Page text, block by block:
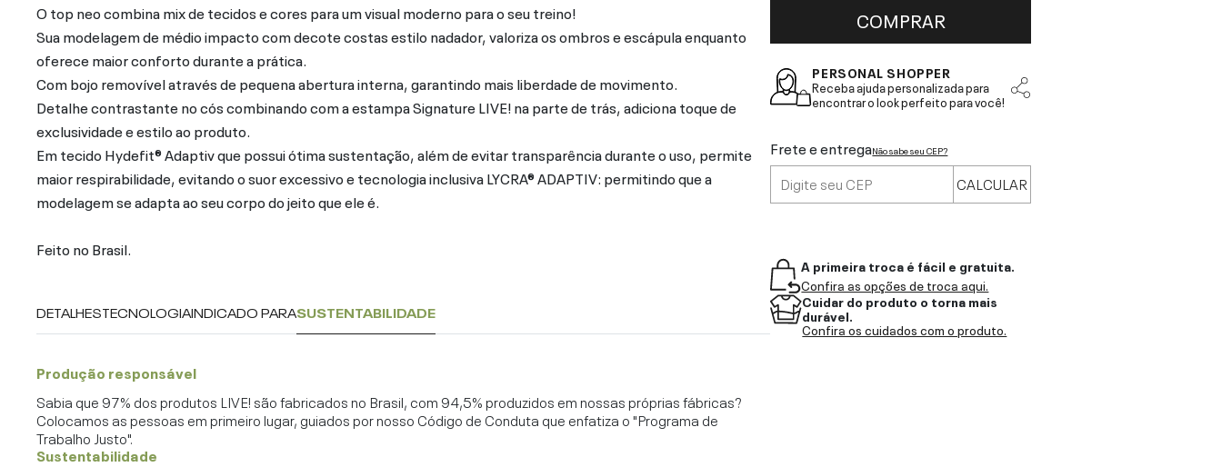
O top neo combina mix de tecidos e cores para um visual moderno para o seu treino!
Sua modelagem de médio impacto com decote costas estilo nadador, valoriza os ombros e escápula enquanto
oferece maior conforto durante a prática.
Com bojo removível através de pequena abertura interna, garantindo mais liberdade de movimento.
Detalhe contrastante no cós combinando com a estampa Signature LIVE! na parte de trás, adiciona toque de
exclusividade e estilo ao produto.
Em tecido Hydefit® Adaptiv que possui ótima sustentação, além de evitar transparência durante o uso, permite
maior respirabilidade, evitando o suor excessivo e tecnologia inclusiva LYCRA® ADAPTIV: permitindo que a
modelagem se adapta ao seu corpo do jeito que ele é.
Feito no Brasil.
DETALHESTECNOLOGIAINDICADO PARASUSTENTABILIDADE
Produção responsável
Sabia que 97% dos produtos LIVE! são fabricados no Brasil, com 94,5% produzidos em nossas próprias fábricas?
Colocamos as pessoas em primeiro lugar, guiados por nosso Código de Conduta que enfatiza o "Programa de
Trabalho Justo".
Sustentabilidade
COMPRAR
PERSONAL SHOPPER
Receba ajuda personalizada para
encontrar o look perfeito para você!
Frete e entregaNão sabe seu CEP?
CALCULAR
A primeira troca é fácil e gratuita.
Confira as opções de troca aqui.
Cuidar do produto o torna mais
durável.
Confira os cuidados com o produto.